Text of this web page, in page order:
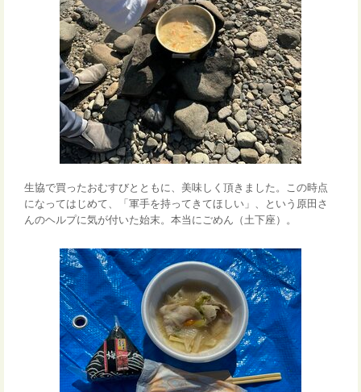
生協で買ったおむすびとともに、美味しく頂きました。この時点
になってはじめて、「軍手を持ってきてほしい」、という原田さ
んのヘルプに気が付いた始末。本当にごめん（土下座）。